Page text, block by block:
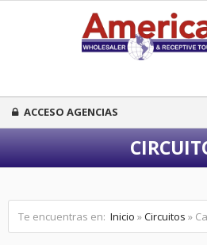
ACCESO AGENCIAS
Te encuentras en: Inicio »Circuitos »